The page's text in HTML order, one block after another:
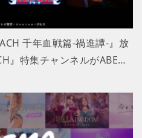
千年血戦篇-禍進譚-』放
』特集チャンネルがABE…